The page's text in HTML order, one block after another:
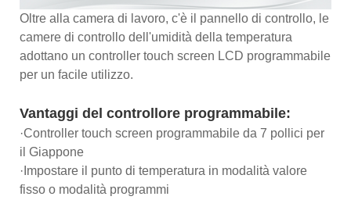
Oltre alla camera di lavoro, c'è il pannello di controllo, le
camere di controllo dell'umidità della temperatura
adottano un controller touch screen LCD programmabile
per un facile utilizzo.
Vantaggi del controllore programmabile:
·Controller touch screen programmabile da 7 pollici per
il Giappone
·Impostare il punto di temperatura in modalità valore
fisso o modalità programmi